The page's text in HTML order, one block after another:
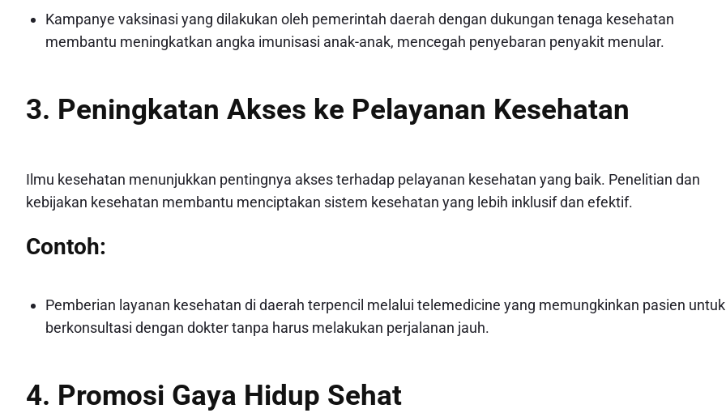
Kampanye vaksinasi yang dilakukan oleh pemerintah daerah dengan dukungan tenaga kesehatan
membantu meningkatkan angka imunisasi anak-anak, mencegah penyebaran penyakit menular.
3. Peningkatan Akses ke Pelayanan Kesehatan
Ilmu kesehatan menunjukkan pentingnya akses terhadap pelayanan kesehatan yang baik. Penelitian dan
kebijakan kesehatan membantu menciptakan sistem kesehatan yang lebih inklusif dan efektif.
Contoh:
Pemberian layanan kesehatan di daerah terpencil melalui telemedicine yang memungkinkan pasien untuk
berkonsultasi dengan dokter tanpa harus melakukan perjalanan jauh.
4. Promosi Gaya Hidup Sehat